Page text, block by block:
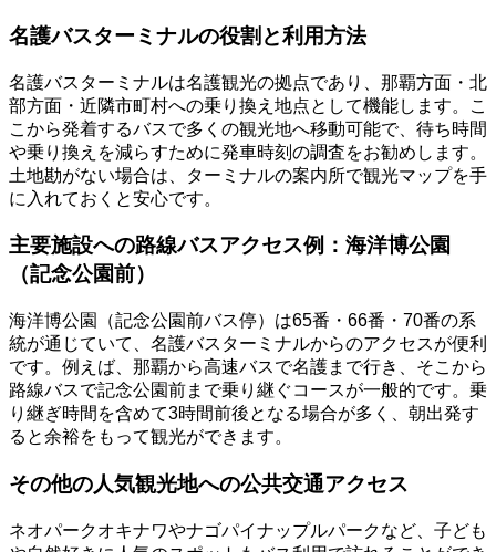
名護バスターミナルの役割と利用方法
名護バスターミナルは名護観光の拠点であり、那覇方面・北
部方面・近隣市町村への乗り換え地点として機能します。こ
こから発着するバスで多くの観光地へ移動可能で、待ち時間
や乗り換えを減らすために発車時刻の調査をお勧めします。
土地勘がない場合は、ターミナルの案内所で観光マップを手
に入れておくと安心です。
主要施設への路線バスアクセス例：海洋博公園
（記念公園前）
海洋博公園（記念公園前バス停）は65番・66番・70番の系
統が通じていて、名護バスターミナルからのアクセスが便利
です。例えば、那覇から高速バスで名護まで行き、そこから
路線バスで記念公園前まで乗り継ぐコースが一般的です。乗
り継ぎ時間を含めて3時間前後となる場合が多く、朝出発す
ると余裕をもって観光ができます。
その他の人気観光地への公共交通アクセス
ネオパークオキナワやナゴパイナップルパークなど、子ども